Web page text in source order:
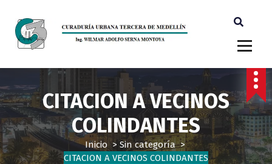
CITACION A VECINOS
COLINDANTES
Inicio>Sin categoría>
CITACION A VECINOS COLINDANTES